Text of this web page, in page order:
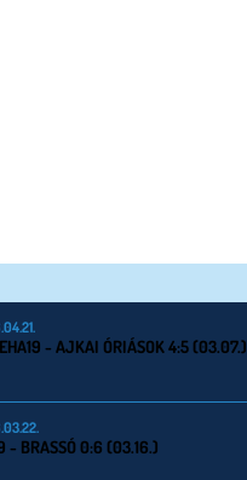
- AJKAI ÓRIÁSOK 4:5 (03.07.)
- BRASSÓ 0:6 (03.16.)